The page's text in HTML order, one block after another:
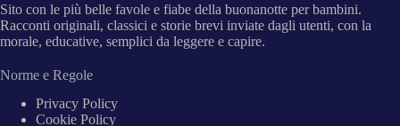
Sito con le più belle favole e fiabe della buonanotte per bambini.
Racconti originali, classici e storie brevi inviate dagli utenti, con la
morale, educative, semplici da leggere e capire.
Norme e Regole
Privacy Policy
Cookie Policy